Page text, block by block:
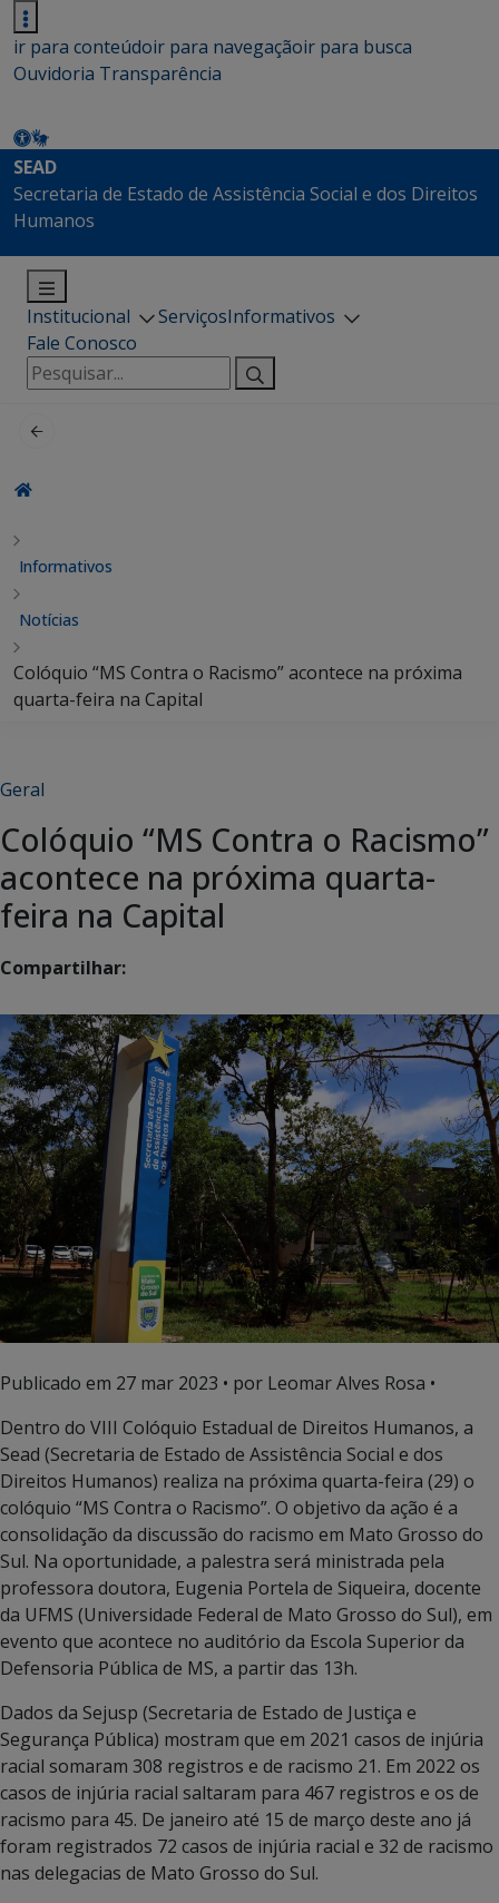
ir para conteúdoir para navegaçãoir para busca
Ouvidoria Transparência
SEAD
Secretaria de Estado de Assistência Social e dos Direitos
Humanos
Institucional ServiçosInformativos
Fale Conosco
Pesquisar
por:
Informativos
Notícias
Colóquio “MS Contra o Racismo” acontece na próxima
quarta-feira na Capital
Geral
Colóquio “MS Contra o Racismo”
acontece na próxima quarta-
feira na Capital
Compartilhar:
Publicado em 27 mar 2023 • por Leomar Alves Rosa •
Dentro do VIII Colóquio Estadual de Direitos Humanos, a
Sead (Secretaria de Estado de Assistência Social e dos
Direitos Humanos) realiza na próxima quarta-feira (29) o
colóquio “MS Contra o Racismo”. O objetivo da ação é a
consolidação da discussão do racismo em Mato Grosso do
Sul. Na oportunidade, a palestra será ministrada pela
professora doutora, Eugenia Portela de Siqueira, docente
da UFMS (Universidade Federal de Mato Grosso do Sul), em
evento que acontece no auditório da Escola Superior da
Defensoria Pública de MS, a partir das 13h.
Dados da Sejusp (Secretaria de Estado de Justiça e
Segurança Pública) mostram que em 2021 casos de injúria
racial somaram 308 registros e de racismo 21. Em 2022 os
casos de injúria racial saltaram para 467 registros e os de
racismo para 45. De janeiro até 15 de março deste ano já
foram registrados 72 casos de injúria racial e 32 de racismo
nas delegacias de Mato Grosso do Sul.